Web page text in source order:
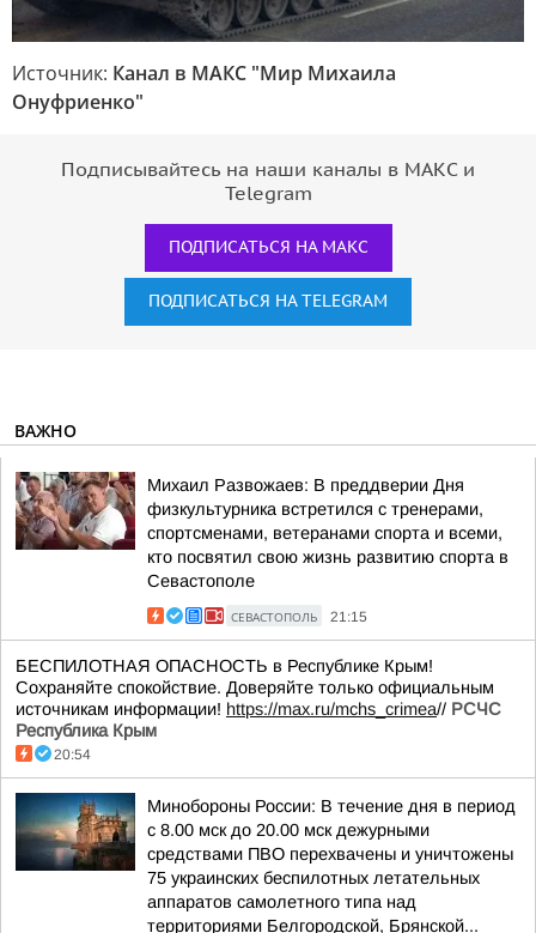
Источник: Канал в МАКС "Мир Михаила
Онуфриенко"
Подписывайтесь на наши каналы в МАКС и
Telegram
ПОДПИСАТЬСЯ НА МАКС
ПОДПИСАТЬСЯ НА TELEGRAM
ВАЖНО
Михаил Развожаев: В преддверии Дня
физкультурника встретился с тренерами,
спортсменами, ветеранами спорта и всеми,
кто посвятил свою жизнь развитию спорта в
Севастополе
СЕВАСТОПОЛЬ 21:15
БЕСПИЛОТНАЯ ОПАСНОСТЬ в Республике Крым!
Сохраняйте спокойствие. Доверяйте только официальным
источникам информации! https://max.ru/mchs_crimea// РСЧС
Республика Крым
20:54
Минобороны России: В течение дня в период
с 8.00 мск до 20.00 мск дежурными
средствами ПВО перехвачены и уничтожены
75 украинских беспилотных летательных
аппаратов самолетного типа над
территориями Белгородской, Брянской...